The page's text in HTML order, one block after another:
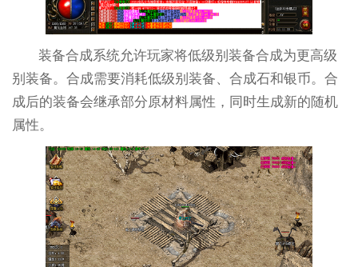
装备合成系统允许玩家将低级别装备合成为更高级
别装备。合成需要消耗低级别装备、合成石和银币。合
成后的装备会继承部分原材料属性，同时生成新的随机
属性。